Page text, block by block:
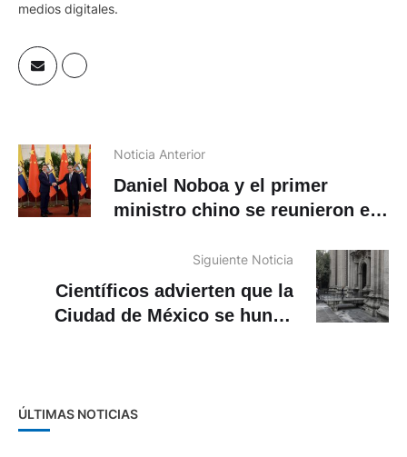
medios digitales.
Noticia Anterior
Daniel Noboa y el primer
ministro chino se reunieron en
Siguiente Noticia
Científicos advierten que la
Ciudad de México se hunde
ÚLTIMAS NOTICIAS